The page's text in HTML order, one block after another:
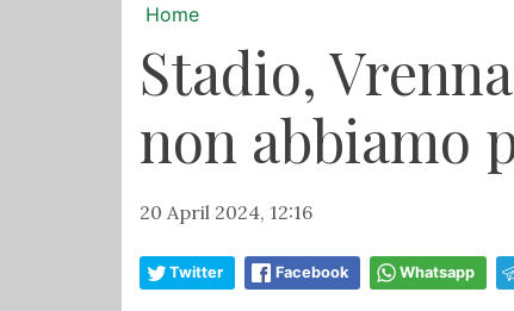
Home
Stadio,
non abbiamo
20 April 2024, 12:16
Twitter Facebook Whatsapp